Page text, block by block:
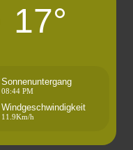
17°
Sonnenuntergang
08:44 PM
Windgeschwindigkeit
11.9Km/h